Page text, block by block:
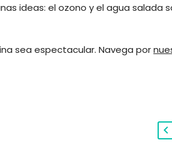
ideas: el ozono y el agua salada
sea espectacular. Navega por